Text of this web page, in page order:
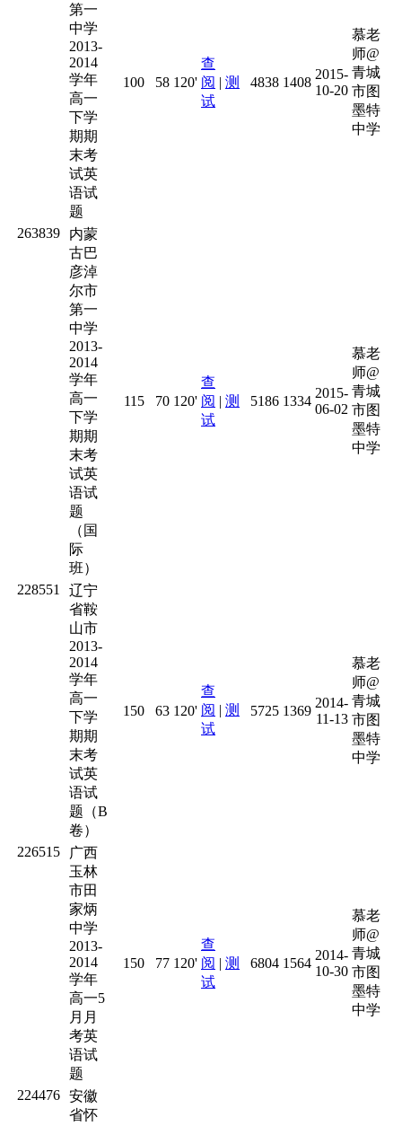
第一
中学
2013-
2014
学年
高一
下学
期期
末考
试英
语试
题
100 58 120'
查
阅 | 测
试
4838 1408
2015-
10-20
慕老
师@
青城
市图
墨特
中学
263839
内蒙
古巴
彦淖
尔市
第一
中学
2013-
2014
学年
高一
下学
期期
末考
试英
语试
题
（国
际
班）
115 70 120'
查
阅 | 测
试
5186 1334
2015-
06-02
慕老
师@
青城
市图
墨特
中学
228551
辽宁
省鞍
山市
2013-
2014
学年
高一
下学
期期
末考
试英
语试
题（B
卷）
150 63 120'
查
阅 | 测
试
5725 1369
2014-
11-13
慕老
师@
青城
市图
墨特
中学
226515
广西
玉林
市田
家炳
中学
2013-
2014
学年
高一5
月月
考英
语试
题
150 77 120'
查
阅 | 测
试
6804 1564
2014-
10-30
慕老
师@
青城
市图
墨特
中学
224476 安徽
省怀